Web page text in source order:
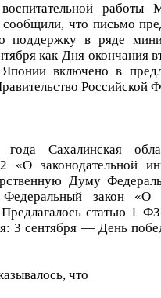
работы
что письмо
поддержку в ряде
как Дня окончания
Японии включено в
Российской
Сахалинская
«О законодательной
Думу
закон «О
статью 1
3 сентября — День
что